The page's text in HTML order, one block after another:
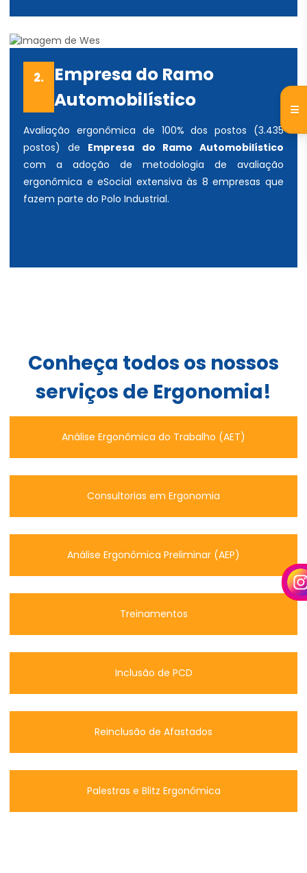
2.
Empresa do Ramo
Automobilístico
Avaliação ergonômica de 100% dos postos (3.435
postos) de Empresa do Ramo Automobilístico
com a adoção de metodologia de avaliação
ergonômica e eSocial extensiva às 8 empresas que
fazem parte do Polo Industrial.
Conheça todos os nossos
serviços de Ergonomia!
Análise Ergonômica do Trabalho (AET)
Consultorias em Ergonomia
Análise Ergonômica Preliminar (AEP)
Treinamentos
Inclusão de PCD
Reinclusão de Afastados
Palestras e Blitz Ergonômica